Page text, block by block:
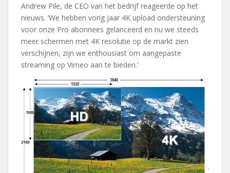
Andrew Pile, de CEO van het bedrijf reageerde op het
nieuws. ‘We hebben vorig jaar 4K upload ondersteuning
voor onze Pro abonnees gelanceerd en nu we steeds
meer schermen met 4K resolutie op de markt zien
verschijnen, zijn we enthousiast om aangepaste
streaming op Vimeo aan te bieden.’